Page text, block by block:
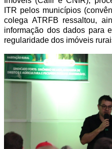
ITR pelos municípios
colega ATRFB ressaltou,
informação dos dados para
regularidade dos imóveis